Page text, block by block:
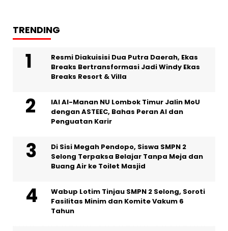
TRENDING
Resmi Diakuisisi Dua Putra Daerah, Ekas
Breaks Bertransformasi Jadi Windy Ekas
Breaks Resort & Villa
IAI Al-Manan NU Lombok Timur Jalin MoU
dengan ASTEEC, Bahas Peran AI dan
Penguatan Karir
Di Sisi Megah Pendopo, Siswa SMPN 2
Selong Terpaksa Belajar Tanpa Meja dan
Buang Air ke Toilet Masjid
Wabup Lotim Tinjau SMPN 2 Selong, Soroti
Fasilitas Minim dan Komite Vakum 6
Tahun